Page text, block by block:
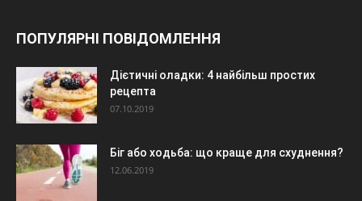
ПОПУЛЯРНІ ПОВІДОМЛЕННЯ
Дієтичні оладки: 4 найбільш простих
рецепта
07.10.2019
Біг або ходьба: що краще для схуднення?
12.06.2019